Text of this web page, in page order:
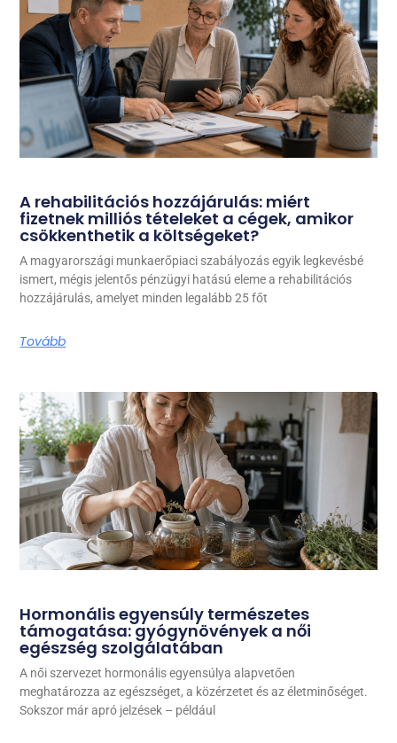
A rehabilitációs hozzájárulás: miért
fizetnek milliós tételeket a cégek, amikor
csökkenthetik a költségeket?
A magyarországi munkaerőpiaci szabályozás egyik legkevésbé
ismert, mégis jelentős pénzügyi hatású eleme a rehabilitációs
hozzájárulás, amelyet minden legalább 25 főt
Tovább
Hormonális egyensúly természetes
támogatása: gyógynövények a női
egészség szolgálatában
A női szervezet hormonális egyensúlya alapvetően
meghatározza az egészséget, a közérzetet és az életminőséget.
Sokszor már apró jelzések – például